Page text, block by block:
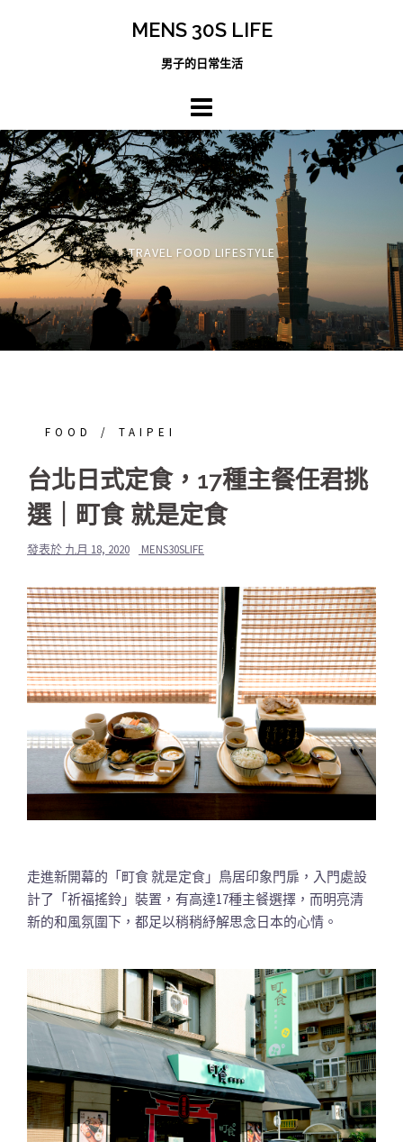
MENS 30S LIFE
男子的日常生活
TRAVEL FOOD LIFESTYLE
FOOD TAIPEI
台北日式定食，17種主餐任君挑
選｜町食 就是定食
發表於 九月 18, 2020 MENS30SLIFE
走進新開幕的「町食 就是定食」鳥居印象門扉，入門處設
計了「祈福搖鈴」裝置，有高達17種主餐選擇，而明亮清
新的和風氛圍下，都足以稍稍紓解思念日本的心情。